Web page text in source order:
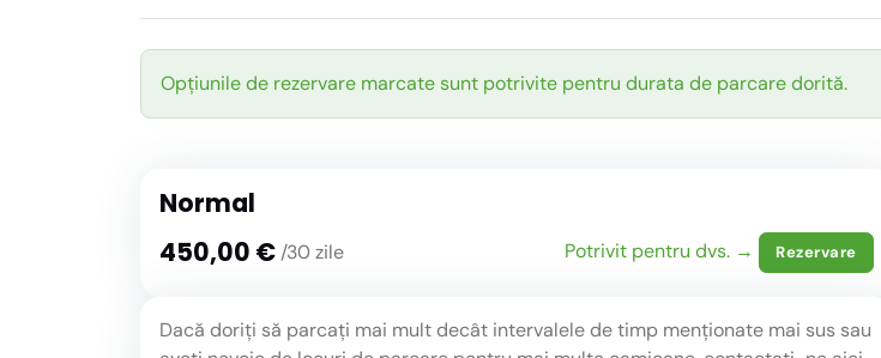
Opțiunile de rezervare marcate sunt potrivite pentru durata de parcare dorită.
Normal
450,00 € /30 zile Potrivit pentru dvs. → Rezervare
Dacă doriți să parcați mai mult decât intervalele de timp menționate mai sus sau